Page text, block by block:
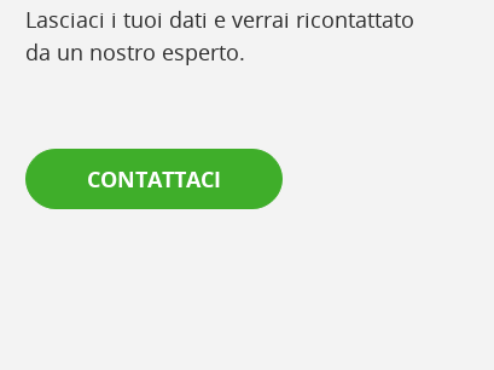
Lasciaci i tuoi dati e verrai ricontattato
da un nostro esperto.
CONTATTACI